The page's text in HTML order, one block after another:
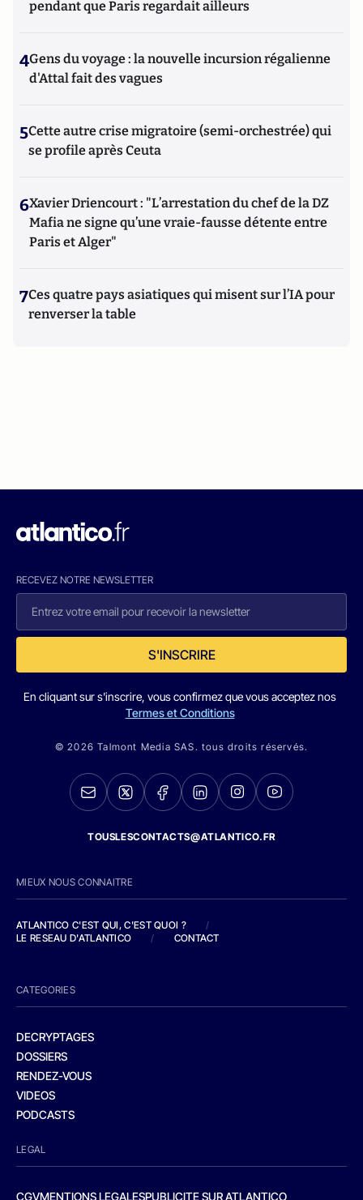
pendant que Paris regardait ailleurs
4Gens du voyage : la nouvelle incursion régalienne
d'Attal fait des vagues
5Cette autre crise migratoire (semi-orchestrée) qui
se profile après Ceuta
6Xavier Driencourt : "L’arrestation du chef de la DZ
Mafia ne signe qu’une vraie-fausse détente entre
Paris et Alger"
7Ces quatre pays asiatiques qui misent sur l’IA pour
renverser la table
RECEVEZ NOTRE NEWSLETTER
S'INSCRIRE
En cliquant sur s'inscrire, vous confirmez que vous acceptez nos
Termes et Conditions
© 2026 Talmont Media SAS. tous droits réservés.
TOUSLESCONTACTS@ATLANTICO.FR
MIEUX NOUS CONNAITRE
ATLANTICO C'EST QUI, C'EST QUOI ?
/
LE RESEAU D'ATLANTICO
/ CONTACT
CATEGORIES
DECRYPTAGES
DOSSIERS
RENDEZ-VOUS
VIDEOS
PODCASTS
LEGAL
CGVMENTIONS LEGALESPUBLICITE SUR ATLANTICO